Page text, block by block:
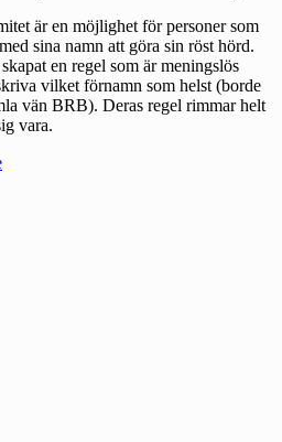
är en möjlighet för personer som
sina namn att göra sin röst hörd.
en regel som är meningslös
vilket förnamn som helst (borde
vän BRB). Deras regel rimmar helt
vara.